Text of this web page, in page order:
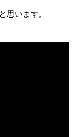
思います。